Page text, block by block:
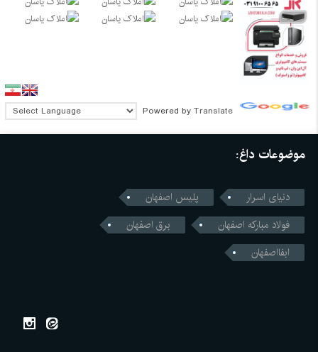
Powered by Translate
موضوعات داغ:
دنیای اسرار
پلیس اصفهان
فولاد مبارکه اصفهان
برق اصفهان
ابفااصفهان